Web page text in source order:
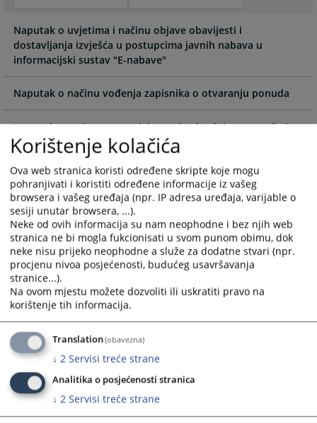
forward
to
interact
with
the
calendar
and
select
a
date.
Press
the
question
mark
key
to
get
the
keyboard
shortcuts
for
changing
dates.
forward
to
interact
with
the
calendar
and
select
a
date.
Press
the
question
mark
key
to
the
keyboard
shortcuts
for
changing
dates.
Naputak o uvjetima i načinu objave obavijesti i
dostavljanja izvješća u postupcima javnih nabava u
informacijski sustav "E-nabave"
Naputak o načinu vođenja zapisnika o otvaranju ponuda
Naputak za pripremu modela tenderske dokumentacije i
ponuda
Naputak o uvjetima i načinu objavljivanja obavijesti i
dostavljanja izvješća o postupcima javnih nabava na
portalu javnih nabava
Korištenje kolačića
Ova web stranica koristi određene skripte koje mogu
pohranjivati i koristiti određene informacije iz vašeg
browsera i vašeg uređaja (npr. IP adresa uređaja, varijable o
sesiji unutar browsera, ...).
Neke od ovih informacija su nam neophodne i bez njih web
stranica ne bi mogla fukcionisati u svom punom obimu, dok
neke nisu prijeko neophodne a služe za dodatne stvari (npr.
procjenu nivoa posjećenosti, budućeg usavršavanja
stranice...).
Na ovom mjestu možete dozvoliti ili uskratiti pravo na
korištenje tih informacija.
Translation(obavezna)
↓ 2 Servisi treće strane
Analitika o posjećenosti stranica
↓ 2 Servisi treće strane